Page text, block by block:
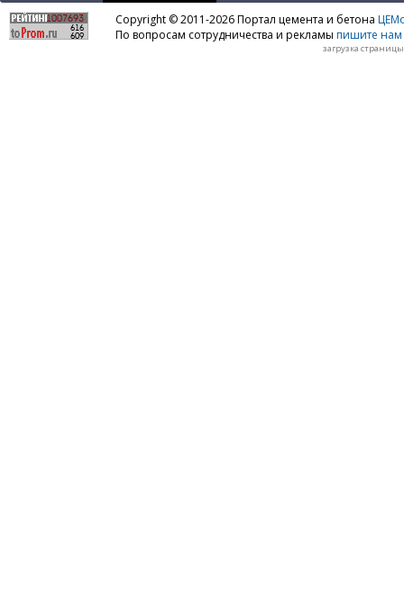
Copyright © 2011-2026 Портал цемента и бетона
По вопросам сотрудничества и рекламы пишите нам
загрузка